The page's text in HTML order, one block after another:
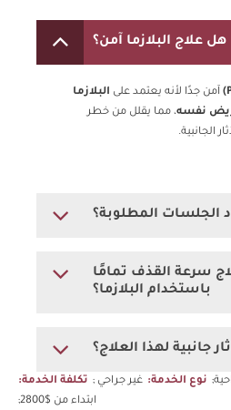
آمن جدًا لأنه يعتمد على البلازما
نفسه، مما يقلل من خطر
الجانبية.
سرعة القذف تمامًا
باستخدام البلازما؟
نوع الخدمة غير جراحي
تكلفة الخدمة
ابتداء من $2800